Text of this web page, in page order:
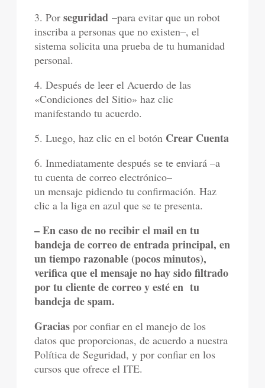
3. Porseguridad –para evitar que un robot
inscriba a personas que no existen–, el
sistema solicita una prueba de tu humanidad
personal.
4. Después de leer el Acuerdo de las
«Condiciones del Sitio» haz clic
manifestando tu acuerdo.
5. Luego, haz clic en el botón Crear Cuenta
6. Inmediatamente después se te enviará –a
tu cuenta de correo electrónico–
un mensaje pidiendo tu confirmación. Haz
clic a la liga en azul que se te presenta.
– En caso de no recibir el mail en tu
bandeja de correo de entrada principal, en
un tiempo razonable (pocos minutos),
verifica que el mensaje no hay sido filtrado
por tu cliente de correo y esté en tu
bandeja de spam.
Gracias por confiar en el manejo de los
datos que proporcionas, de acuerdo a nuestra
Política de Seguridad, y por confiar en los
cursos que ofrece el ITE.